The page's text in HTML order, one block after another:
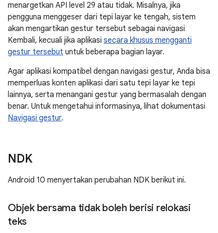
menargetkan API level 29 atau tidak. Misalnya, jika
pengguna menggeser dari tepi layar ke tengah, sistem
akan mengartikan gestur tersebut sebagai navigasi
Kembali, kecuali jika aplikasi secara khusus mengganti
gestur tersebut untuk beberapa bagian layar.
Agar aplikasi kompatibel dengan navigasi gestur, Anda bisa
memperluas konten aplikasi dari satu tepi layar ke tepi
lainnya, serta menangani gestur yang bermasalah dengan
benar. Untuk mengetahui informasinya, lihat dokumentasi
Navigasi gestur.
NDK
Android 10 menyertakan perubahan NDK berikut ini.
Objek bersama tidak boleh berisi relokasi
teks